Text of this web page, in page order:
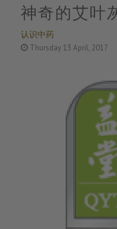
认识中药
神奇的艾叶
用.......
Thursday 13 April, 2017